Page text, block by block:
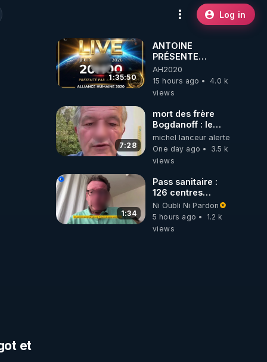
Log in
et
1:35:50
ANTOINE
PRÉSENTE
AH2020 LE LIVE
20H ***DU
06/08/2026***
AH2020
15 hours ago
4.0 k
views
7:28
mort des frère
Bogdanoff : le
mensonge d état
michel lanceur alerte
One day ago
3.5 k
views
1:34
Pass sanitaire :
126 centres
commerciaux
concernés par
l'obligation dans
Ni Oubli Ni Pardon
5 hours ago
1.2 k
views